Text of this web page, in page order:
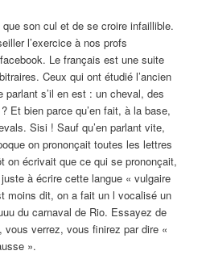
son cul et de se croire infaillible.
l’exercice à nos profs
Le français est une suite
Ceux qui ont étudié l’ancien
s’il en est : un cheval, des
Et bien parce qu’en fait, à la base,
Sisi ! Sauf qu’en parlant vite,
on prononçait toutes les lettres
on écrivait que ce qui se prononçait,
à écrire cette langue « vulgaire
moins dit, on a fait un l vocalisé un
du carnaval de Rio. Essayez de
verrez, vous finirez par dire «
».